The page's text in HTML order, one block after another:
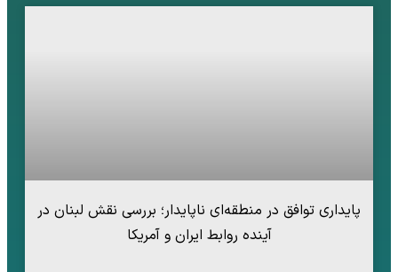
پایداری توافق در منطقه‌ای ناپایدار؛ بررسی نقش لبنان در
آینده روابط ایران و آمریکا